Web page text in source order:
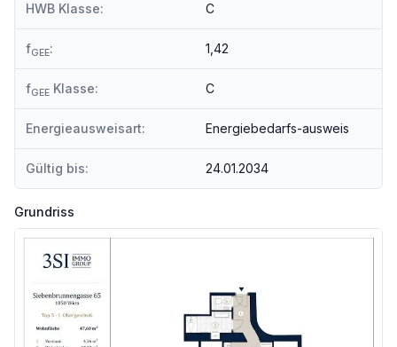
HWB Klasse: C
fGEE: 1,42
fGEE Klasse: C
Energieausweisart: Energiebedarfs-ausweis
Gültig bis: 24.01.2034
Grundriss